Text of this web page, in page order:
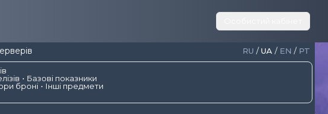
RU / UA / EN / PT
Базові показники
броні
Інші предмети